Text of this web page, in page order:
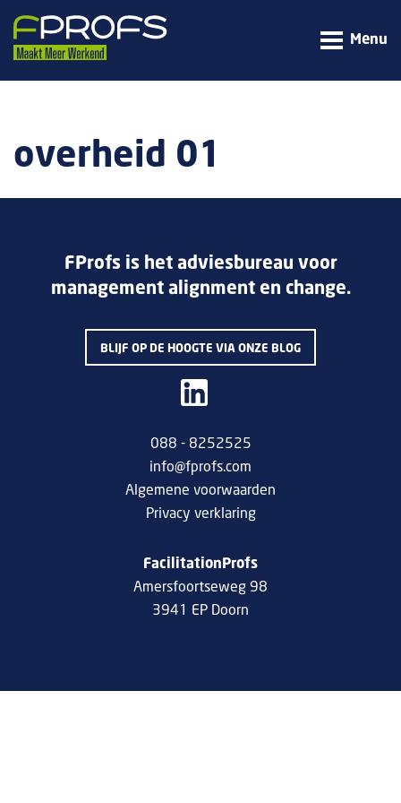
Menu
overheid 01
FProfs is het adviesbureau voor
management alignment en change.
BLIJF OP DE HOOGTE VIA ONZE BLOG
088 - 8252525
info@fprofs.com
Algemene voorwaarden
Privacy verklaring
FacilitationProfs
Amersfoortseweg 98
3941 EP Doorn